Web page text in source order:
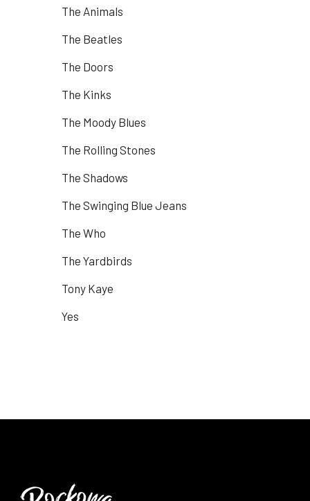
The Animals
The Beatles
The Doors
The Kinks
The Moody Blues
The Rolling Stones
The Shadows
The Swinging Blue Jeans
The Who
The Yardbirds
Tony Kaye
Yes